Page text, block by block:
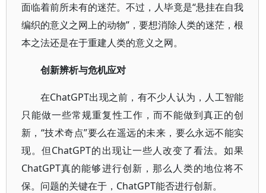
面临着前所未有的迷茫。不过，人毕竟是“悬挂在自我
编织的意义之网上的动物”，要想消除人类的迷茫，根
本之法还是在于重建人类的意义之网。
创新辨析与危机应对
在ChatGPT出现之前，有不少人认为，人工智能
只能做一些常规重复性工作，而不能做到真正的创
新，“技术奇点”要么在遥远的未来，要么永远不能实
现。但ChatGPT的出现让一些人改变了看法。如果
ChatGPT真的能够进行创新，那么人类的地位将不
保。问题的关键在于，ChatGPT能否进行创新。